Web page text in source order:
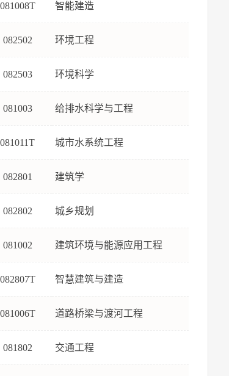
081008T 智能建造
082502 环境工程
082503 环境科学
081003 给排水科学与工程
081011T 城市水系统工程
082801 建筑学
082802 城乡规划
081002 建筑环境与能源应用工程
082807T 智慧建筑与建造
081006T 道路桥梁与渡河工程
081802 交通工程